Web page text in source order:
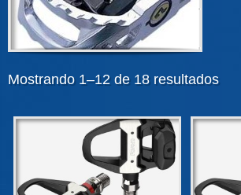
Mostrando 1–12 de 18 resultados